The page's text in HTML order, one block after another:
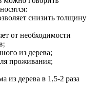
снизить толщину
от необходимости
из дерева;
проживания;
из дерева в 1,5-2 раза